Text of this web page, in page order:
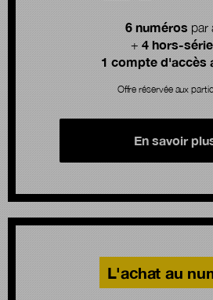
6 numéros par
+ 4 hors-
1 compte d'accès
Offre réservée aux
En savoir
L'achat au